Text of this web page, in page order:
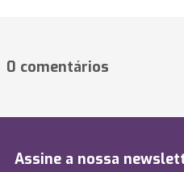
0 comentários
Assine a nossa